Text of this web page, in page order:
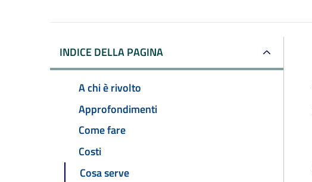
INDICE DELLA PAGINA
A chi è rivolto
Approfondimenti
Come fare
Costi
Cosa serve